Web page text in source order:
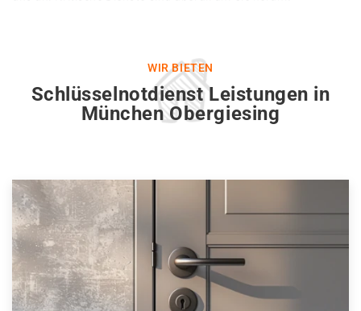
WIR BIETEN
Schlüsselnotdienst Leistungen in
München Obergiesing